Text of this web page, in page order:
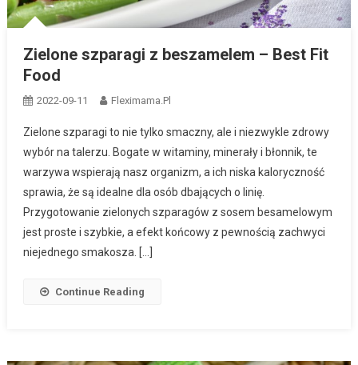
Zielone szparagi z beszamelem – Best Fit
Food
2022-09-11 Fleximama.pl
Zielone szparagi to nie tylko smaczny, ale i niezwykle zdrowy
wybór na talerzu. Bogate w witaminy, minerały i błonnik, te
warzywa wspierają nasz organizm, a ich niska kaloryczność
sprawia, że są idealne dla osób dbających o linię.
Przygotowanie zielonych szparagów z sosem besamelowym
jest proste i szybkie, a efekt końcowy z pewnością zachwyci
niejednego smakosza. […]
Continue Reading